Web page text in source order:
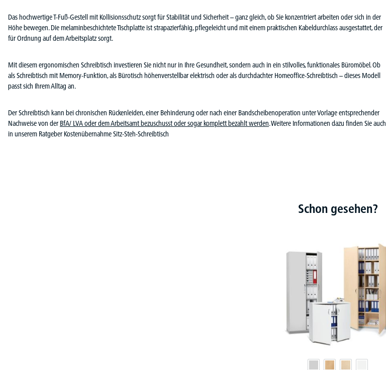
Das hochwertige T-Fuß-Gestell mit Kollisionsschutz sorgt für Stabilität und Sicherheit – ganz gleich, ob Sie konzentriert arbeiten oder sich in der
Höhe bewegen. Die melaminbeschichtete Tischplatte ist strapazierfähig, pflegeleicht und mit einem praktischen Kabeldurchlass ausgestattet, der
für Ordnung auf dem Arbeitsplatz sorgt.
Mit diesem ergonomischen Schreibtisch investieren Sie nicht nur in Ihre Gesundheit, sondern auch in ein stilvolles, funktionales Büromöbel. Ob
als Schreibtisch mit Memory-Funktion, als Bürotisch höhenverstellbar elektrisch oder als durchdachter Homeoffice-Schreibtisch – dieses Modell
passt sich Ihrem Alltag an.
Der Schreibtisch kann bei chronischen Rückenleiden, einer Behinderung oder nach einer Bandscheibenoperation unter Vorlage entsprechender
Nachweise von der BfA/ LVA oder dem Arbeitsamt bezuschusst oder sogar komplett bezahlt werden. Weitere Informationen dazu finden Sie auch
in unserem Ratgeber Kostenübernahme Sitz-Steh-Schreibtisch
Schon gesehen?